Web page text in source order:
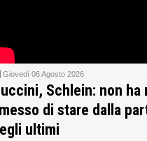
Giovedì 06 Agosto 2026
Schlein: non ha
di stare dalla
ultimi